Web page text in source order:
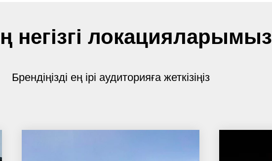
негізгі локацияларымыз
Брендіңізді ең ірі аудиторияға жеткізіңіз